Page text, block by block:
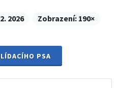
2026 Zobrazení: 190×
PSA